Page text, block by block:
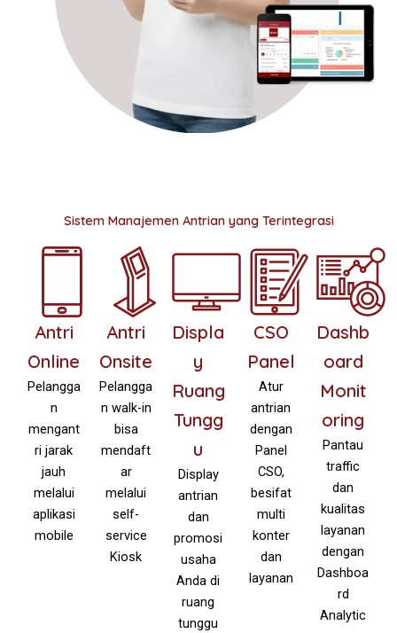
Sistem Manajemen Antrian yang Terintegrasi
Antri
Online
Pelangga
n
mengant
ri jarak
jauh
melalui
aplikasi
mobile
Antri
Onsite
Pelangga
n walk-in
bisa
mendaft
ar
melalui
self-
service
Kiosk
Displa
y
Ruang
Tungg
u
Display
antrian
dan
promosi
usaha
Anda di
ruang
tunggu
CSO
Panel
Atur
antrian
dengan
Panel
CSO,
besifat
multi
konter
dan
layanan
Dashb
oard
Monit
oring
Pantau
traffic
dan
kualitas
layanan
dengan
Dashboa
rd
Analytic